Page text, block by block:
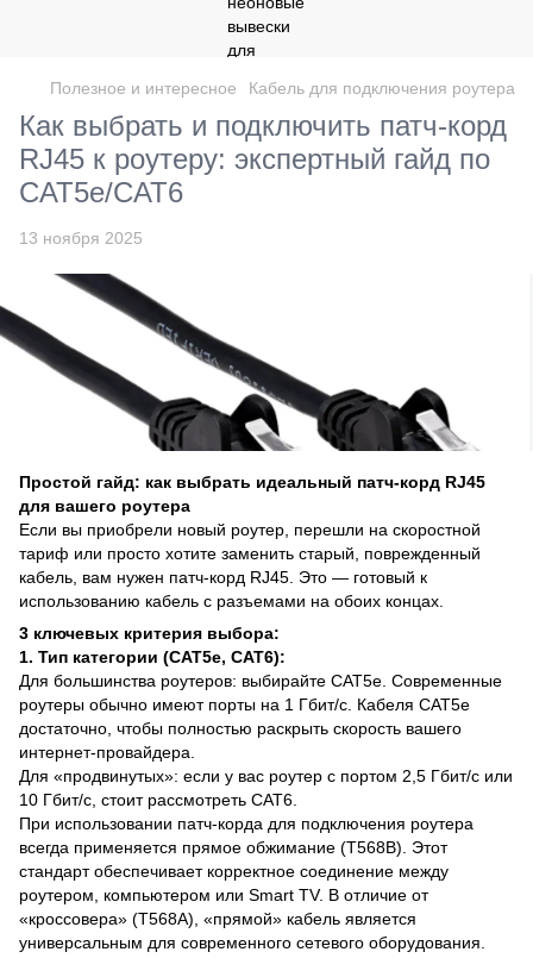
Полезное и интересное Кабель для подключения роутера
Как выбрать и подключить патч-корд
RJ45 к роутеру: экспертный гайд по
CAT5e/CAT6
13 ноября 2025
Простой гайд: как выбрать идеальный патч-корд RJ45
для вашего роутера
Если вы приобрели новый роутер, перешли на скоростной
тариф или просто хотите заменить старый, поврежденный
кабель, вам нужен патч-корд RJ45. Это — готовый к
использованию кабель с разъемами на обоих концах.
3 ключевых критерия выбора:
1. Тип категории (CAT5e, CAT6):
Для большинства роутеров: выбирайте CAT5e. Современные
роутеры обычно имеют порты на 1 Гбит/с. Кабеля CAT5e
достаточно, чтобы полностью раскрыть скорость вашего
интернет-провайдера.
Для «продвинутых»: если у вас роутер с портом 2,5 Гбит/с или
10 Гбит/с, стоит рассмотреть CAT6.
При использовании патч-корда для подключения роутера
всегда применяется прямое обжимание (T568B). Этот
стандарт обеспечивает корректное соединение между
роутером, компьютером или Smart TV. В отличие от
«кроссовера» (T568A), «прямой» кабель является
универсальным для современного сетевого оборудования.